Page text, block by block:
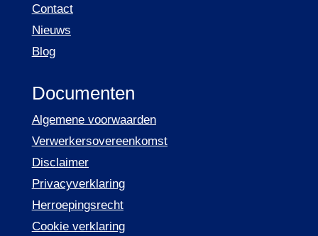
Contact
Nieuws
Blog
Documenten
Algemene voorwaarden
Verwerkersovereenkomst
Disclaimer
Privacyverklaring
Herroepingsrecht
Cookie verklaring